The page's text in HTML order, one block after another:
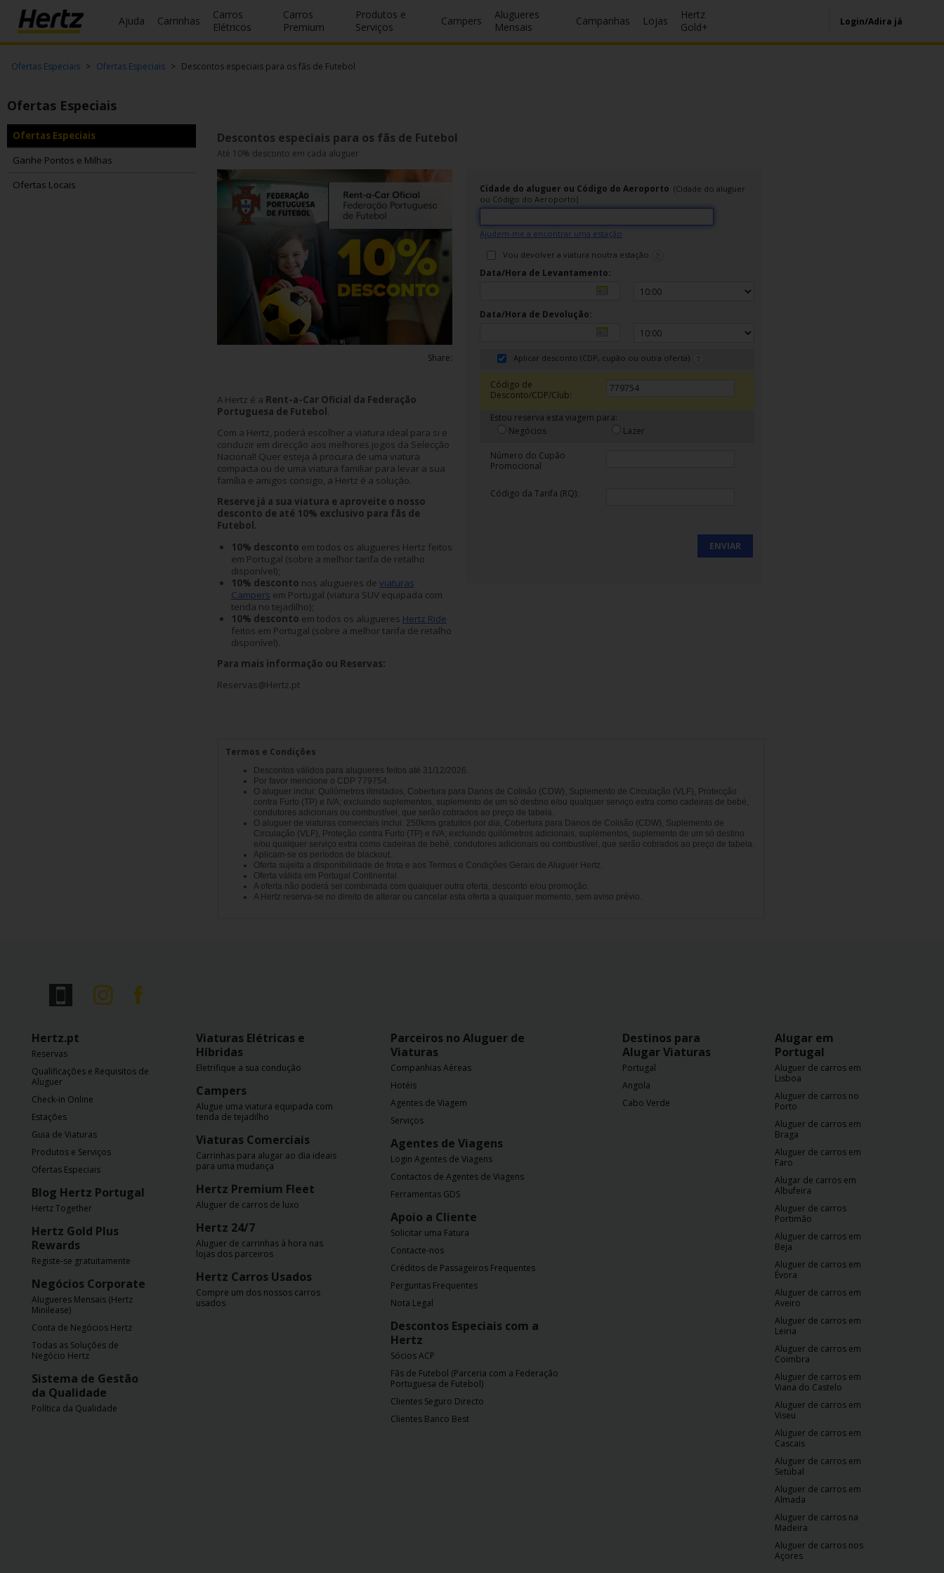
Ajuda Carrinhas
Carros
Elétricos
Carros
Premium
Produtos e
Serviços
Campers
Alugueres
Mensais
Campanhas Lojas
Hertz
Gold+
Login/Adira já
Reservas
Estações
Campanhas
Join /
Ofertas Especiais Ofertas Especiais Descontos especiais para os fãs de Futebol
Ofertas Especiais
Ofertas Especiais
Ganhe Pontos e Milhas
Ofertas Locais
Descontos especiais para os fãs de Futebol
Até 10% desconto em cada aluguer
Share:
A Hertz é a Rent-a-Car Oficial da Federação
Portuguesa de Futebol.
Com a Hertz, poderá escolher a viatura ideal para si e
conduzir em direcção aos melhores jogos da Selecção
Nacional! Quer esteja à procura de uma viatura
compacta ou de uma viatura familiar para levar a sua
família e amigos consigo, a Hertz é a solução.
Reserve já a sua viatura e aproveite o nosso
desconto de até 10% exclusivo para fãs de
Futebol.
10% desconto em todos os alugueres Hertz feitos
em Portugal (sobre a melhor tarifa de retalho
disponível);
10% desconto nos alugueres de viaturas
Campers em Portugal (viatura SUV equipada com
tenda no tejadilho);
10% desconto em todos os alugueres Hertz Ride
feitos em Portugal (sobre a melhor tarifa de retalho
disponível).
Para mais informação ou Reservas:
Reservas@Hertz.pt
Cidade do aluguer ou Código do Aeroporto (Cidade do aluguer
ou Código do Aeroporto)
Ajudem-me a encontrar uma estação
Vou devolver a viatura noutra estação
Data/Hora de Levantamento:
Data/Hora de Devolução:
Aplicar desconto (CDP, cupão ou outra oferta)
Código de
Desconto/CDP/Club:
Estou reserva esta viagem para:
Negócios
Lazer
Número do Cupão
Promocional
Código da Tarifa (RQ):
ENVIAR
Termos e Condições
Descontos válidos para alugueres feitos até 31/12/2026.
Por favor mencione o CDP 779754.
O aluguer inclui: Quilómetros ilimitados, Cobertura para Danos de Colisão (CDW), Suplemento de Circulação (VLF), Protecção
contra Furto (TP) e IVA; excluindo suplementos, suplemento de um só destino e/ou qualquer serviço extra como cadeiras de bebé,
condutores adicionais ou combustível, que serão cobrados ao preço de tabela.
O aluguer de viaturas comerciais inclui: 250kms gratuitos por dia, Cobertura para Danos de Colisão (CDW), Suplemento de
Circulação (VLF), Proteção contra Furto (TP) e IVA; excluindo quilómetros adicionais, suplementos, suplemento de um só destino
e/ou qualquer serviço extra como cadeiras de bebé, condutores adicionais ou combustível, que serão cobrados ao preço de tabela.
Aplicam-se os períodos de blackout.
Oferta sujeita a disponibilidade de frota e aos Termos e Condições Gerais de Aluguer Hertz.
Oferta válida em Portugal Continental.
A oferta não poderá ser combinada com qualquer outra oferta, desconto e/ou promoção.
A Hertz reserva-se no direito de alterar ou cancelar esta oferta a qualquer momento, sem aviso prévio.
Hertz.pt
Reservas
Qualificações e Requisitos de
Aluguer
Check-in Online
Estações
Guia de Viaturas
Produtos e Serviços
Ofertas Especiais
Blog Hertz Portugal
Hertz Together
Hertz Gold Plus
Rewards
Registe-se gratuitamente
Negócios Corporate
Alugueres Mensais (Hertz
Minilease)
Conta de Negócios Hertz
Todas as Soluções de
Negócio Hertz
Sistema de Gestão
da Qualidade
Política da Qualidade
Viaturas Elétricas e
Híbridas
Eletrifique a sua condução
Campers
Alugue uma viatura equipada com
tenda de tejadilho
Viaturas Comerciais
Carrinhas para alugar ao dia ideais
para uma mudança
Hertz Premium Fleet
Aluguer de carros de luxo
Hertz 24/7
Aluguer de carrinhas à hora nas
lojas dos parceiros
Hertz Carros Usados
Compre um dos nossos carros
usados
Parceiros no Aluguer de
Viaturas
Companhias Aéreas
Hotéis
Agentes de Viagem
Serviços
Agentes de Viagens
Login Agentes de Viagens
Contactos de Agentes de Viagens
Ferramentas GDS
Apoio a Cliente
Solicitar uma Fatura
Contacte-nos
Créditos de Passageiros Frequentes
Perguntas Frequentes
Nota Legal
Descontos Especiais com a
Hertz
Sócios ACP
Fãs de Futebol (Parceria com a Federação
Portuguesa de Futebol)
Clientes Seguro Directo
Clientes Banco Best
Destinos para
Alugar Viaturas
Portugal
Angola
Cabo Verde
Alugar em
Portugal
Aluguer de carros em
Lisboa
Aluguer de carros no
Porto
Aluguer de carros em
Braga
Aluguer de carros em
Faro
Alugar de carros em
Albufeira
Aluguer de carros
Portimão
Aluguer de carros em
Beja
Aluguer de carros em
Évora
Aluguer de carros em
Aveiro
Aluguer de carros em
Leiria
Aluguer de carros em
Coimbra
Aluguer de carros em
Viana do Castelo
Aluguer de carros em
Viseu
Aluguer de carros em
Cascais
Aluguer de carros em
Setúbal
Aluguer de carros em
Almada
Aluguer de carros na
Madeira
Aluguer de carros nos
Açores